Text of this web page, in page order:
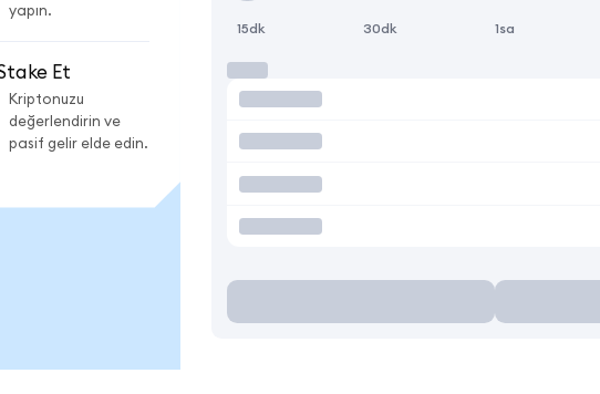
yapın.
Et
Kriptonuzu
değerlendirin ve
pasif gelir elde edin.
15dk 30dk 1sa